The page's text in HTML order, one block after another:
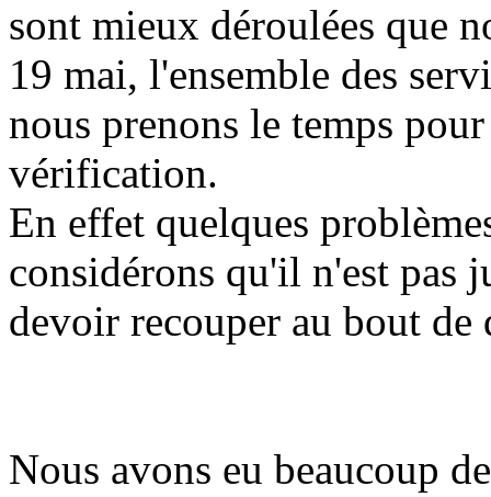
sont mieux déroulées que
19 mai, l'ensemble des
nous prenons le temps
vérification.
En effet quelques
considérons qu'il n'est pas
devoir recouper au bout de
Nous avons eu beaucoup